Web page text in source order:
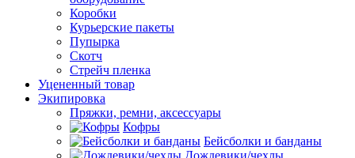
Коробки
Курьерские пакеты
Пупырка
Скотч
Стрейч пленка
Уцененный товар
Экипировка
Пряжки, ремни, аксессуары
Кофры
Бейсболки и банданы
Дождевики/чехлы